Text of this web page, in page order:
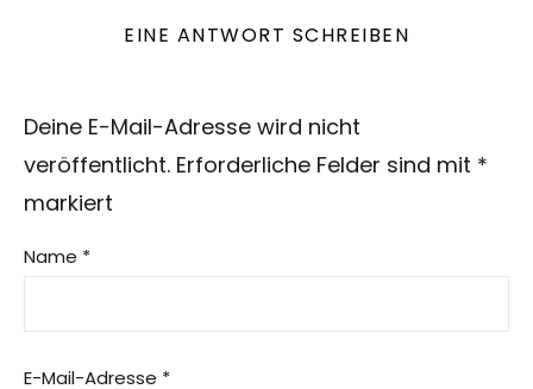
EINE ANTWORT SCHREIBEN
Deine E-Mail-Adresse wird nicht
veröffentlicht. Erforderliche Felder sind mit *
markiert
Name *
E-Mail-Adresse *